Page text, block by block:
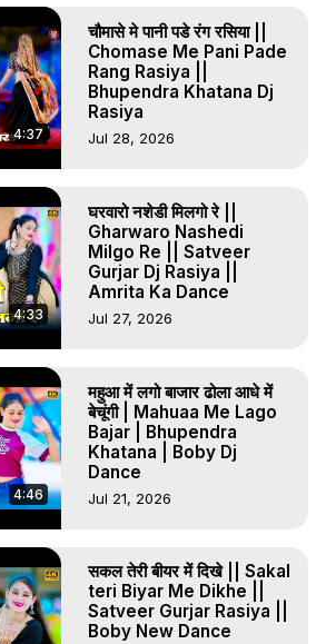
Churma So Kut jayego
4:37
चौमासे मे पानी पडे रंग रसिया ||
Chomase Me Pani Pade
Rang Rasiya ||
Bhupendra Khatana Dj
Rasiya
Jul 28, 2026
4:33
घरवारो नशेडी मिलगो रे ||
Gharwaro Nashedi
Milgo Re || Satveer
Gurjar Dj Rasiya ||
Amrita Ka Dance
Jul 27, 2026
4:46
महुआ में लगो बाजार ढोला आधे में
बेचूंगी | Mahuaa Me Lago
Bajar | Bhupendra
Khatana | Boby Dj
Dance
Jul 21, 2026
सकल तेरी बीयर में दिखे || Sakal
teri Biyar Me Dikhe ||
Satveer Gurjar Rasiya ||
Boby New Dance